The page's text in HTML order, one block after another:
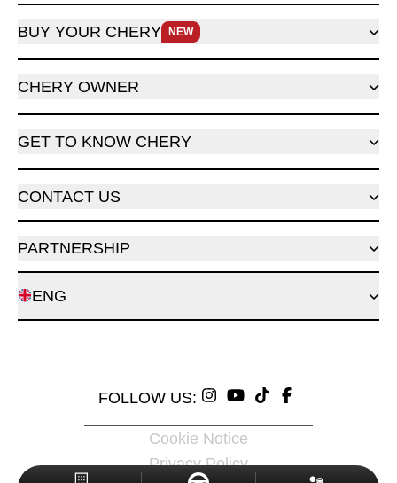
BUY YOUR CHERY NEW
CHERY OWNER
GET TO KNOW CHERY
CONTACT US
PARTNERSHIP
ENG
FOLLOW US:
Cookie Notice
Privacy Policy